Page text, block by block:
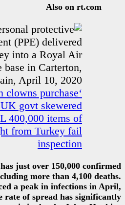
‘When
gowns’: UK
after ALL
PPE bought from
As of Monday, Turkey has just
coronavirus cases, including
The country experienced a
and currently the rate of